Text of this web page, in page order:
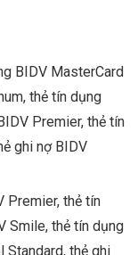
BIDV MasterCard
thẻ tín dụng
Premier, thẻ tín
ghi nợ BIDV
Premier, thẻ tín
Smile, thẻ tín dụng
Standard, thẻ ghi